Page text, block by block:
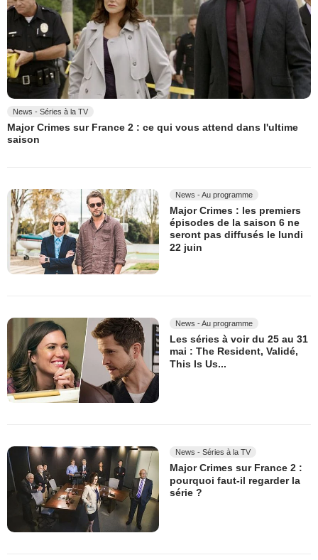
News - Séries à la TV
Major Crimes sur France 2 : ce qui vous attend dans l'ultime
saison
News - Au programme
Major Crimes : les premiers
épisodes de la saison 6 ne
seront pas diffusés le lundi
22 juin
News - Au programme
Les séries à voir du 25 au 31
mai : The Resident, Validé,
This Is Us...
News - Séries à la TV
Major Crimes sur France 2 :
pourquoi faut-il regarder la
série ?